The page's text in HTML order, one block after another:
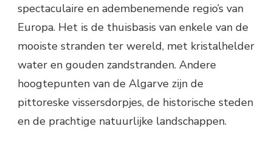
spectaculaire en adembenemende regio’s van
Europa. Het is de thuisbasis van enkele van de
mooiste stranden ter wereld, met kristalhelder
water en gouden zandstranden. Andere
hoogtepunten van de Algarve zijn de
pittoreske vissersdorpjes, de historische steden
en de prachtige natuurlijke landschappen.